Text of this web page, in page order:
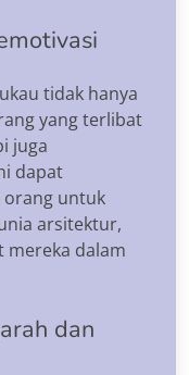
tidak hanya
yang terlibat
juga
dapat
orang untuk
arsitektur,
mereka dalam
dan